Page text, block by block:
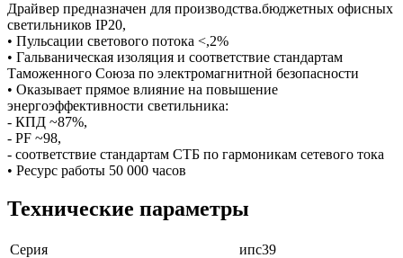
Драйвер предназначен для производства.бюджетных офисных
светильников IP20,
• Пульсации светового потока <,2%
• Гальваническая изоляция и соответствие стандартам
Таможенного Союза по электромагнитной безопасности
• Оказывает прямое влияние на повышение
энергоэффективности светильника:
- КПД ~87%,
- PF ~98,
- соответствие стандартам СТБ по гармоникам сетевого тока
• Ресурс работы 50 000 часов
Технические параметры
Серия ипс39